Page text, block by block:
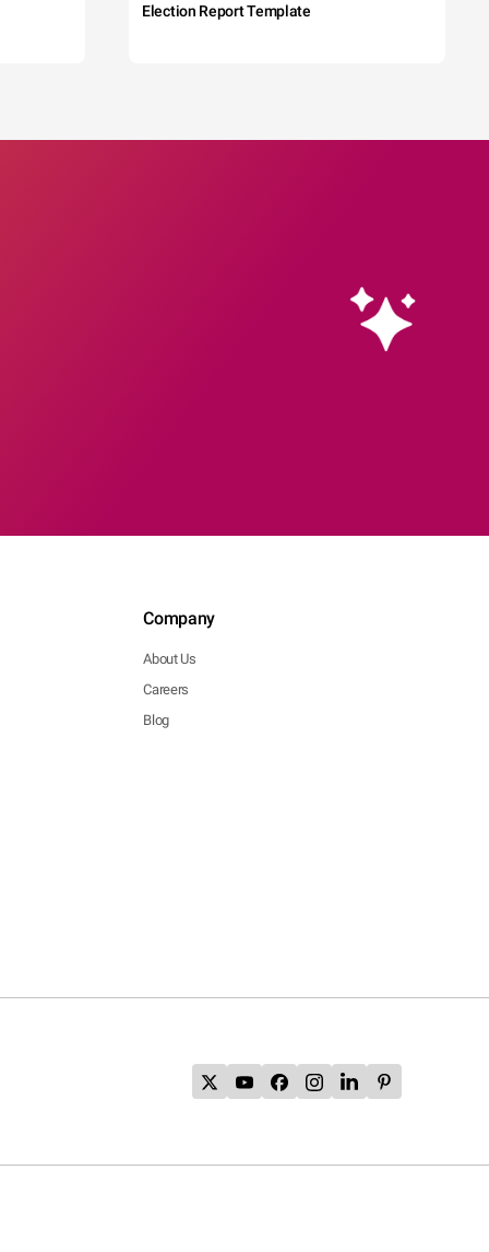
Election Report Template
Company
About Us
Careers
Blog